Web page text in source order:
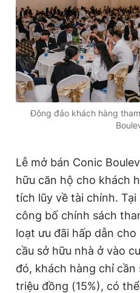
Tổng biên tập: Nguyễn Ngọc
Phó tổng biên tập thường trực:
Phó tổng biên tập: Lâm Hiếu
Phó tổng biên tập: Trần Việt
Tổng thư ký tòa soạn: Đức Trung
Giấy phép xuất bản số 110/GP -
© 2003-2026 Bản quyền thuộc
chép dưới mọi hình thức nếu
bản. Phát triển bởi ePi
Đông đảo khách hàng
Lễ mở bán Conic
hữu căn hộ cho khách
tích lũy về tài chính. Tại
công bố chính sách
loạt ưu đãi hấp dẫn
cầu sở hữu nhà ở vào
đó, khách hàng chỉ
triệu đồng (15%), có